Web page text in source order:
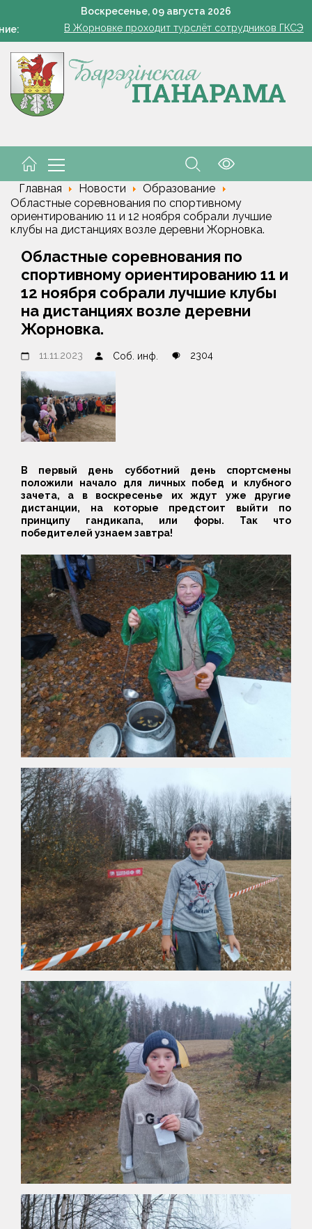
Воскресенье, 09 августа 2026
В Жорновке проходит турслёт сотрудников ГКСЭ
Есть комбайнеры-тысячники в «Здравушка-Агро»
Урожай до ноября: пять культур, которые стоит посеять в
«Модный двор». Чудо, которое всегда рядом
Всего 1 грамм на ведро — и пустоцветов как не
Главная Новости
Образование
Областные соревнования по спортивному
ориентированию 11 и 12 ноября собрали лучшие
клубы на дистанциях возле деревни Жорновка.
Областные соревнования по
спортивному ориентированию 11 и
12 ноября собрали лучшие клубы
на дистанциях возле деревни
Жорновка.
11.11.2023 Соб. инф. 2304
В первый день субботний день спортсмены
положили начало для личных побед и клубного
зачета, а в воскресенье их ждут уже другие
дистанции, на которые предстоит выйти по
принципу гандикапа, или форы. Так что
победителей узнаем завтра!